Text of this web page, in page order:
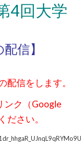
4回大学
信】
配信をします。
ンク（Google
ださい。